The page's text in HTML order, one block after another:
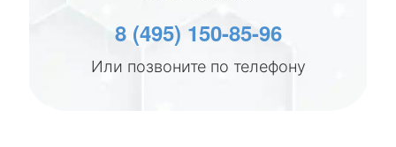
8 (495) 150-85-96
Или позвоните по телефону